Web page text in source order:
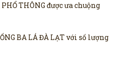
THÔNG được ưa chuộng
BA LÁ ĐÀ LẠT với số lượng